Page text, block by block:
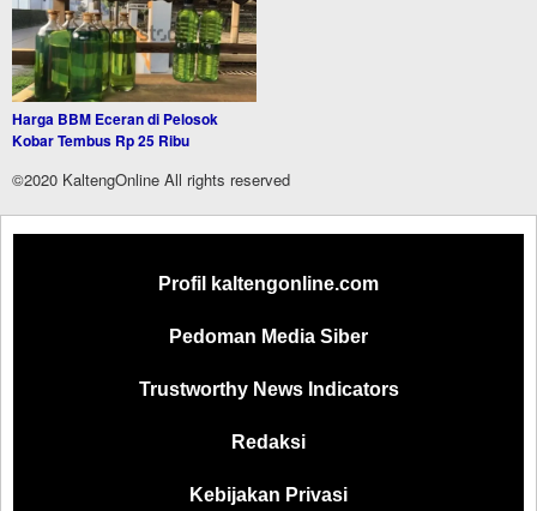
Harga BBM Eceran di Pelosok
Kobar Tembus Rp 25 Ribu
©2020 KaltengOnline All rights reserved
Profil kaltengonline.com
Pedoman Media Siber
Trustworthy News Indicators
Redaksi
Kebijakan Privasi